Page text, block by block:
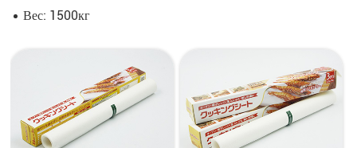
Вес: 1500кг